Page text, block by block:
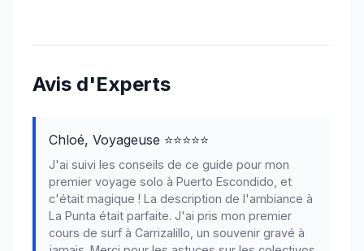
Avis d'Experts
Chloé, Voyageuse ⭐⭐⭐⭐⭐
J'ai suivi les conseils de ce guide pour mon
premier voyage solo à Puerto Escondido, et
c'était magique ! La description de l'ambiance à
La Punta était parfaite. J'ai pris mon premier
cours de surf à Carrizalillo, un souvenir gravé à